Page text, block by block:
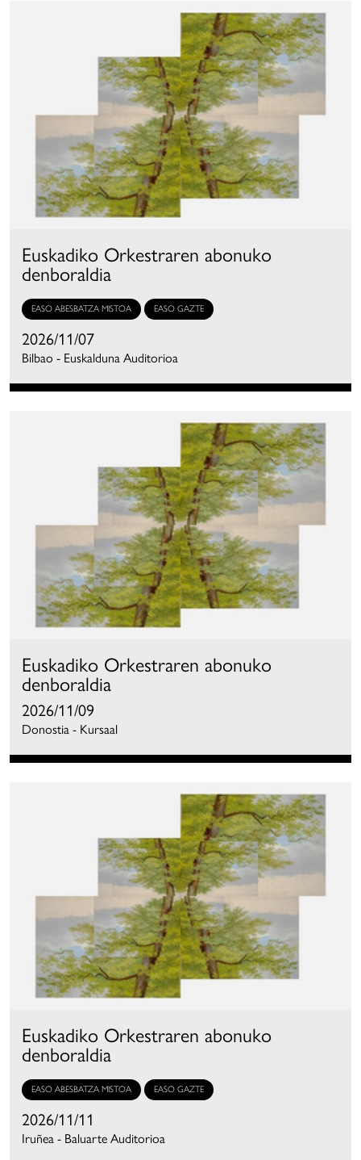
Euskadiko Orkestraren abonuko
denboraldia
EASO ABESBATZA MISTOA EASO GAZTE
2026/11/07
Bilbao - Euskalduna Auditorioa
Euskadiko Orkestraren abonuko
denboraldia
2026/11/09
Donostia - Kursaal
Euskadiko Orkestraren abonuko
denboraldia
EASO ABESBATZA MISTOA EASO GAZTE
2026/11/11
Iruñea - Baluarte Auditorioa